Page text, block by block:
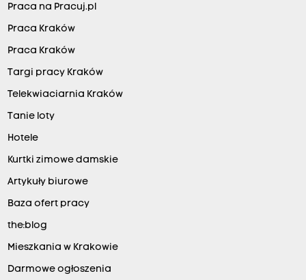
Praca na Pracuj.pl
Praca Kraków
Praca Kraków
Targi pracy Kraków
Telekwiaciarnia Kraków
Tanie loty
Hotele
Kurtki zimowe damskie
Artykuły biurowe
Baza ofert pracy
the:blog
Mieszkania w Krakowie
Darmowe ogłoszenia